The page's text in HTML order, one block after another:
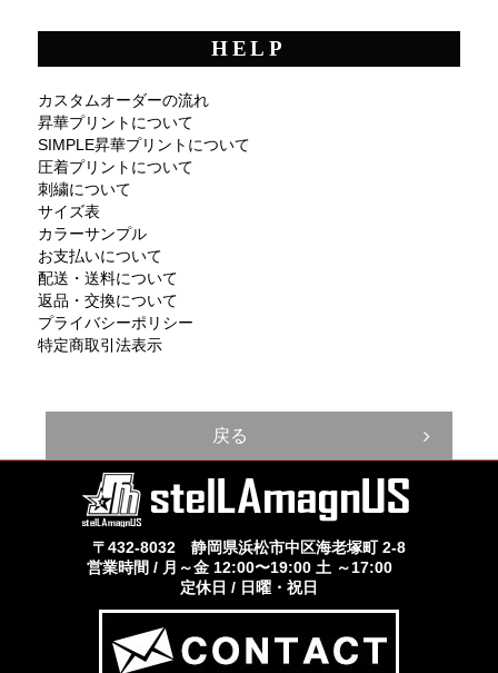
HELP
カスタムオーダーの流れ
昇華プリントについて
SIMPLE昇華プリントについて
圧着プリントについて
刺繍について
サイズ表
カラーサンプル
お支払いについて
配送・送料について
返品・交換について
プライバシーポリシー
特定商取引法表示
戻る
〒432-8032 静岡県浜松市中区海老塚町 2-8
営業時間 / 月～金 12:00〜19:00 土 ～17:00
定休日 / 日曜・祝日